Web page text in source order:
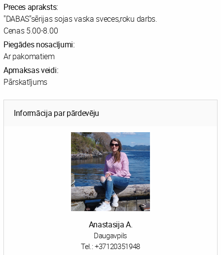
Preces apraksts:
"DABAS"sērijas sojas vaska sveces,roku darbs.
Cenas 5.00-8.00
Piegādes nosacījumi:
Ar pakomatiem
Apmaksas veidi:
Pārskatījums
Informācija par pārdevēju
Anastasija A.
Daugavpils
Tel.: +37120351948